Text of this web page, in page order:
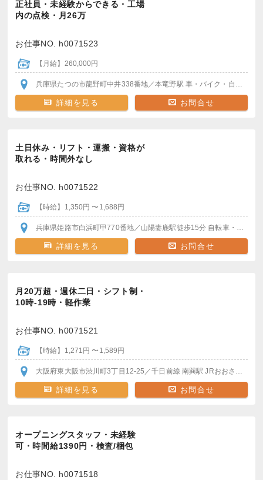
正社員・未経験からできる・工場
内の点検・月26万
お仕事NO. h0071523
【月給】260,000円
兵庫県たつの市龍野町中井338番地／本竜野駅 車・バイク・自転車通勤OK
詳細を見る お問合せ
土日休み・リフト・運搬・資格が
取れる・時間外なし
お仕事NO. h0071522
【時給】1,350円 〜1,688円
兵庫県姫路市白浜町甲770番地／山陽妻鹿駅徒歩15分 自転車・バイク通勤可
詳細を見る お問合せ
月20万超・週休二日・シフト制・
10時-19時・軽作業
お仕事NO. h0071521
【時給】1,271円 〜1,589円
大阪府東大阪市渋川町3丁目12-25 ／千日前線 南巽駅 JRおおさか東線 長瀬駅
詳細を見る お問合せ
オープニングスタッフ・未経験
可・時間給1390円・検査/梱包
お仕事NO. h0071518